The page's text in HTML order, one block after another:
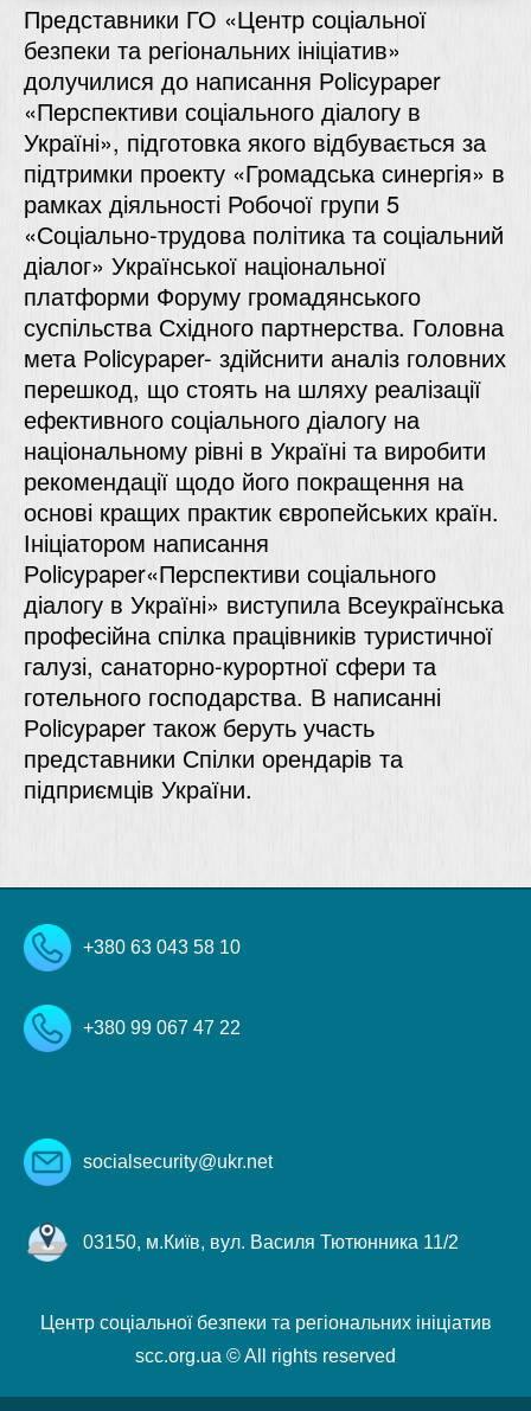
Представники ГО «Центр соціальної
безпеки та регіональних ініціатив»
долучилися до написання Рolicypaper
«Перспективи соціального діалогу в
Україні», підготовка якого відбувається за
підтримки проекту «Громадська синергія» в
рамках діяльності Робочої групи 5
«Соціально-трудова політика та соціальний
діалог» Української національної
платформи Форуму громадянського
суспільства Східного партнерства. Головна
мета Рolicypaper- здійснити аналіз головних
перешкод, що стоять на шляху реалізації
ефективного соціального діалогу на
національному рівні в Україні та виробити
рекомендації щодо його покращення на
основі кращих практик європейських країн.
Ініціатором написання
Рolicypaper«Перспективи соціального
діалогу в Україні» виступила Всеукраїнська
професійна спілка працівників туристичної
галузі, санаторно-курортної сфери та
готельного господарства. В написанні
Рolicypaper також беруть участь
представники Спілки орендарів та
підприємців України.
+380 63 043 58 10
+380 99 067 47 22
socialsecurity@ukr.net
03150, м.Київ, вул. Василя Тютюнника 11/2
Центр соціальної безпеки та регіональних ініціатив
scc.org.ua © All rights reserved